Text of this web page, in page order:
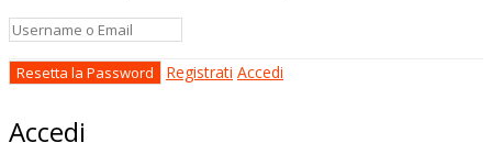
Registrati Accedi
Accedi